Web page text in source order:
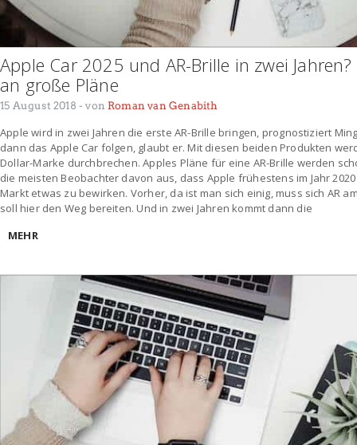
Apple Car 2025 und AR-Brille in zwei
an große Pläne
15 August 2018 - von Roman van Genabith
Apple wird in zwei Jahren die erste AR-Brille bringen, prognostiziert
dann das Apple Car folgen, glaubt er. Mit diesen beiden Produkten
Dollar-Marke durchbrechen. Apples Pläne für eine AR-Brille werden
die meisten Beobachter davon aus, dass Apple frühestens im Jahr
Markt etwas zu bewirken. Vorher, da ist man sich einig, muss sich AR
soll hier den Weg bereiten. Und in zwei Jahren kommt dann die
MEHR